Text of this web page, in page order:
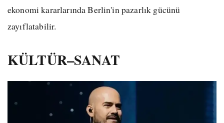
ekonomi kararlarında Berlin'in pazarlık gücünü
zayıflatabilir.
KÜLTÜR–SANAT